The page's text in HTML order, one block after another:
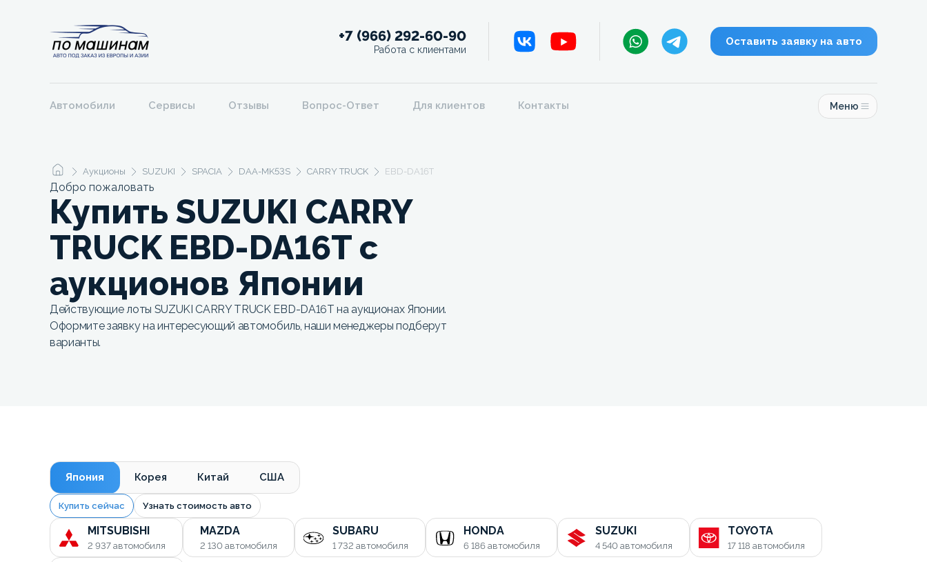
+7 (966) 292-60-90
Работа с клиентами
Оставить заявку на авто
Автомобили Сервисы Отзывы Вопрос-Ответ Для клиентов Контакты Меню
Аукционы SUZUKI SPACIA DAA-MK53S CARRY TRUCK EBD-DA16T
Добро пожаловать
Купить SUZUKI CARRY
TRUCK EBD-DA16T c
аукционов Японии
Действующие лоты SUZUKI CARRY TRUCK EBD-DA16T на аукционах Японии.
Оформите заявку на интересующий автомобиль, наши менеджеры подберут
варианты.
Япония Корея Китай США
Купить сейчас Узнать стоимость авто
MITSUBISHI
2 937 автомобиля
MAZDA
2 130 автомобиля
SUBARU
1 732 автомобиля
HONDA
6 186 автомобиля
SUZUKI
4 540 автомобиля
TOYOTA
17 118 автомобиля